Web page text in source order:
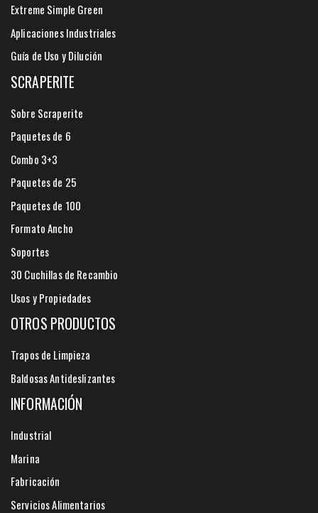
Extreme Simple Green
Aplicaciones Industriales
Guía de Uso y Dilución
SCRAPERITE
Sobre Scraperite
Paquetes de 6
Combo 3+3
Paquetes de 25
Paquetes de 100
Formato Ancho
Soportes
30 Cuchillas de Recambio
Usos y Propiedades
OTROS PRODUCTOS
Trapos de Limpieza
Baldosas Antideslizantes
INFORMACIÓN
Industrial
Marina
Fabricación
Servicios Alimentarios